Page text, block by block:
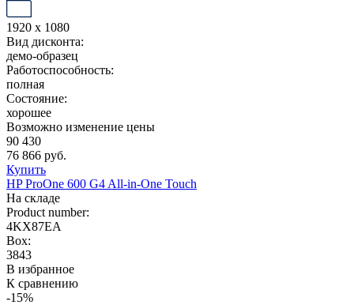
1920 x 1080
Вид дисконта:
демо-образец
Работоспособность:
полная
Состояние:
хорошее
Возможно изменение цены
90 430
76 866 руб.
Купить
HP ProOne 600 G4 All-in-One Touch
На складе
Product number:
4KX87EA
Box:
3843
В избранное
К сравнению
-15%